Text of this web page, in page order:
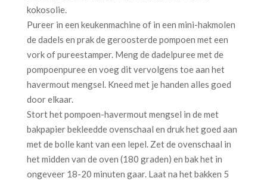
kokosolie.
Pureer in een keukenmachine of in een mini-hakmolen
de dadels en prak de geroosterde pompoen met een
vork of pureestamper. Meng de dadelpuree met de
pompoenpuree en voeg dit vervolgens toe aan het
havermout mengsel. Kneed met je handen alles goed
door elkaar.
Stort het pompoen-havermout mengsel in de met
bakpapier bekleedde ovenschaal en druk het goed aan
met de bolle kant van een lepel. Zet de ovenschaal in
het midden van de oven (180 graden) en bak het in
ongeveer 18-20 minuten gaar. Laat na het bakken 5